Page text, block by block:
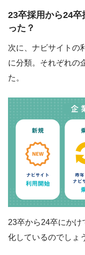
23卒採用から24
った？
次に、ナビサイトの
に分類。それぞれの
た。
23卒から24卒にか
化しているのでしょ